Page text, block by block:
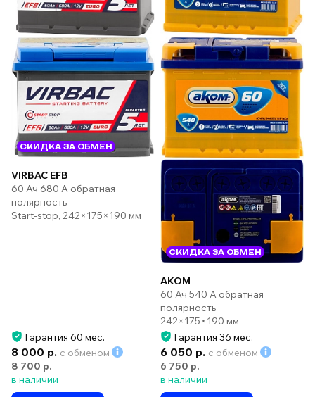
СКИДКА ЗА ОБМЕН
VIRBAC EFB
60 Ач 680 А обратная
полярность
Start-stop, 242×175×190 мм
Гарантия 60 мес.
8 000 р. с обменом
8 700 р.
в наличии
СКИДКА ЗА ОБМЕН
AKOM
60 Ач 540 А обратная
полярность
242×175×190 мм
Гарантия 36 мес.
6 050 р. с обменом
6 750 р.
в наличии